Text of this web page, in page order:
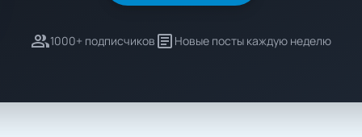
group1000+ подписчиков article Новые посты каждую неделю